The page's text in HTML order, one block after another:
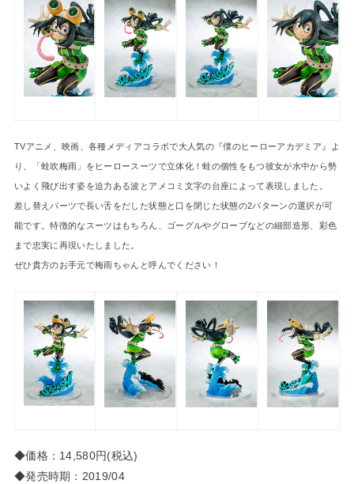
TVアニメ、映画、各種メディアコラボで大人気の『僕のヒーローアカデミア』よ
り、「蛙吹梅雨」をヒーロースーツで立体化！蛙の個性をもつ彼女が水中から勢
いよく飛び出す姿を迫力ある波とアメコミ文字の台座によって表現しました。
差し替えパーツで長い舌をだした状態と口を閉じた状態の2パターンの選択が可
能です。特徴的なスーツはもちろん、ゴーグルやグローブなどの細部造形、彩色
まで忠実に再現いたしました。
ぜひ貴方のお手元で梅雨ちゃんと呼んでください！
◆価格：14,580円(税込)
◆発売時期：2019/04